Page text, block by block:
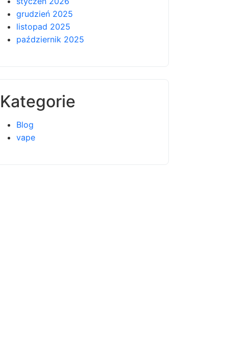
grudzień 2025
listopad 2025
październik 2025
Kategorie
Blog
vape